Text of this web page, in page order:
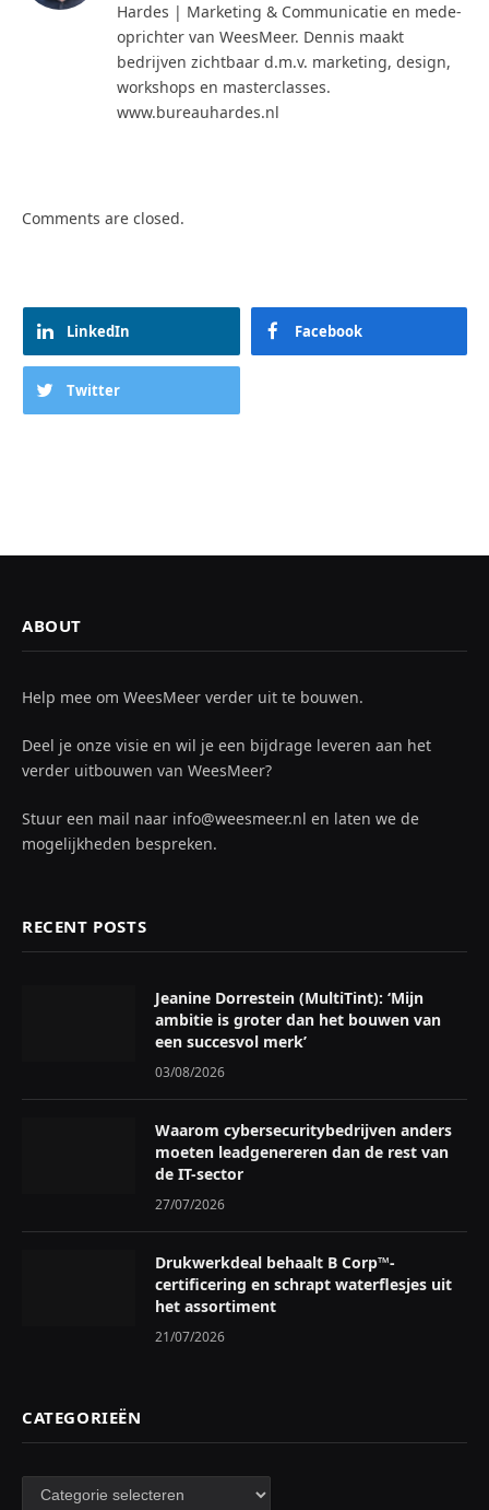
Hardes | Marketing & Communicatie en mede-
oprichter van WeesMeer. Dennis maakt
bedrijven zichtbaar d.m.v. marketing, design,
workshops en masterclasses.
www.bureauhardes.nl
Comments are closed.
LinkedIn Facebook
Twitter
ABOUT
Help mee om WeesMeer verder uit te bouwen.
Deel je onze visie en wil je een bijdrage leveren aan het
verder uitbouwen van WeesMeer?
Stuur een mail naar info@weesmeer.nl en laten we de
mogelijkheden bespreken.
RECENT POSTS
Jeanine Dorrestein (MultiTint): ‘Mijn
ambitie is groter dan het bouwen van
een succesvol merk’
03/08/2026
Waarom cybersecuritybedrijven anders
moeten leadgenereren dan de rest van
de IT-sector
27/07/2026
Drukwerkdeal behaalt B Corp™-
certificering en schrapt waterflesjes uit
het assortiment
21/07/2026
CATEGORIEËN
Categorieën